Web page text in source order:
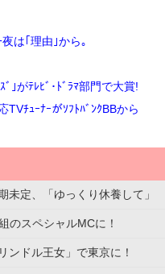
は｢理由｣から｡
｣がﾃﾚﾋﾞ･ﾄﾞﾗﾏ部門で大賞!
TVﾁｭｰﾅｰがｿﾌﾄﾊﾞﾝｸBBから
未定、「ゆっくり休養して」
のスペシャルMCに！
ンドル王女」で東京に！